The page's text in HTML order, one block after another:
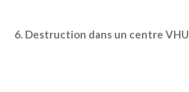
6. Destruction dans un centre VHU